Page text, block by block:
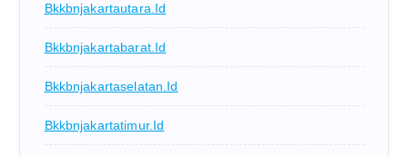
Bkkbnjakartautara.id
Bkkbnjakartabarat.id
Bkkbnjakartaselatan.id
Bkkbnjakartatimur.id